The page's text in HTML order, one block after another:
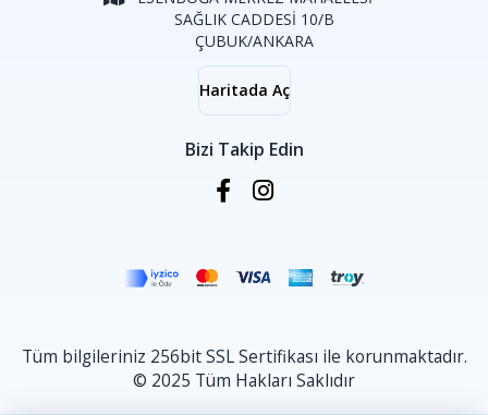
SAĞLIK CADDESİ 10/B
ÇUBUK/ANKARA
Haritada Aç
Bizi Takip Edin
Tüm bilgileriniz 256bit SSL Sertifikası ile korunmaktadır.
© 2025 Tüm Hakları Saklıdır